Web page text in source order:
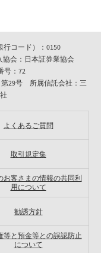
行コード）：0150
協会：日本証券業協会
号：72
第29号 所属信託会社：三
よくあるご質問
取引規定集
お客さまの情報の共同利
用について
勧誘方針
等と預金等との誤認防止
について